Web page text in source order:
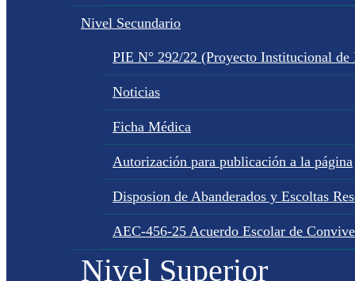
Nivel Secundario
PIE N° 292/22 (Proyecto Institucional de
Noticias
Ficha Médica
Autorización para publicación a la página
Disposion de Abanderados y Escoltas
AEC-456-25 Acuerdo Escolar de
Nivel Superior